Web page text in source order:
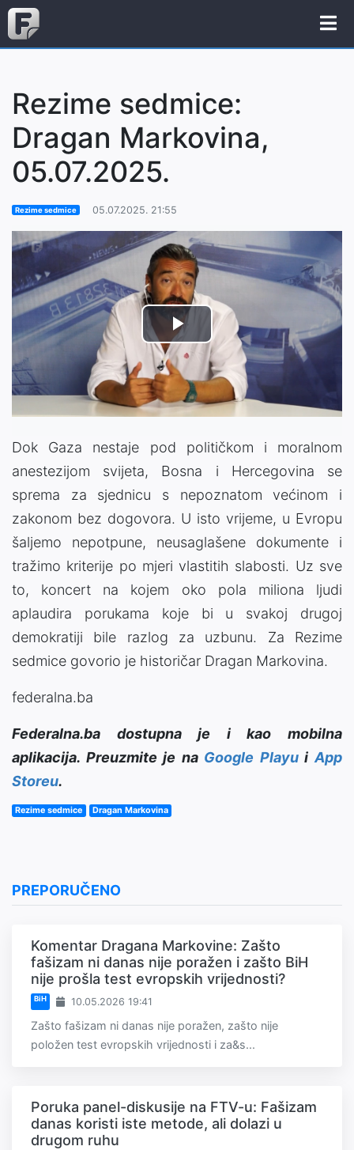
Rezime sedmice:
Dragan Markovina,
05.07.2025.
Rezime sedmice 05.07.2025. 21:55
Play
Video
Dok Gaza nestaje pod političkom i moralnom
anestezijom svijeta, Bosna i Hercegovina se
sprema za sjednicu s nepoznatom većinom i
zakonom bez dogovora. U isto vrijeme, u Evropu
šaljemo nepotpune, neusaglašene dokumente i
tražimo kriterije po mjeri vlastitih slabosti. Uz sve
to, koncert na kojem oko pola miliona ljudi
aplaudira porukama koje bi u svakoj drugoj
demokratiji bile razlog za uzbunu. Za Rezime
sedmice govorio je historičar Dragan Markovina.
federalna.ba
Federalna.ba dostupna je i kao mobilna
aplikacija. Preuzmite je na Google PlayuiApp
Storeu.
Rezime sedmice Dragan Markovina
PREPORUČENO
Komentar Dragana Markovine: Zašto
fašizam ni danas nije poražen i zašto BiH
nije prošla test evropskih vrijednosti?
BiH 10.05.2026 19:41
Zašto fašizam ni danas nije poražen, zašto nije
položen test evropskih vrijednosti i za&s...
Poruka panel-diskusije na FTV-u: Fašizam
danas koristi iste metode, ali dolazi u
drugom ruhu